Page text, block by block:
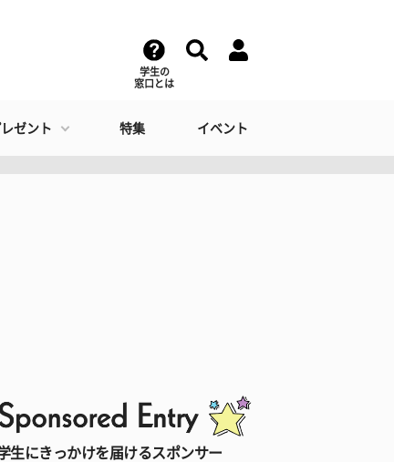
学生の
窓口とは
ゼント 特集 イベント
生にきっかけを届けるスポンサー